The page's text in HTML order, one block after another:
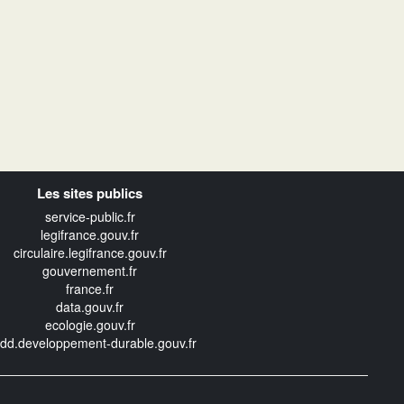
Les sites publics
service-public.fr
legifrance.gouv.fr
circulaire.legifrance.gouv.fr
gouvernement.fr
france.fr
data.gouv.fr
ecologie.gouv.fr
durable.gouv.fr